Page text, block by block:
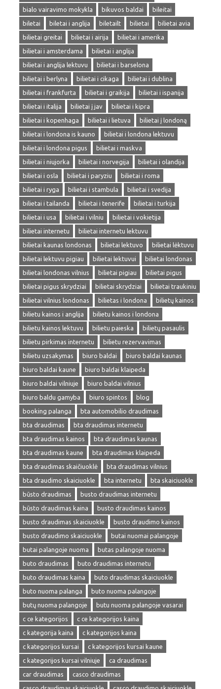
bialo vairavimo mokykla
bikuvos baldai
bileitai
biletai
biletai i anglija biletailt bilietai
bilietai avia
bilietai greitai
bilietai i airija
bilietai i amerika
bilietai i amsterdama
bilietai i anglija
bilietai i anglija lektuvu
bilietai i barselona
bilietai i berlyna
bilietai i cikaga
bilietai i dublina
bilietai i frankfurta
bilietai i graikija
bilietai i ispanija
bilietai i italija
bilietai į jav
bilietai i kipra
bilietai i kopenhaga
bilietai i lietuva
bilietai į londoną
bilietai i londona is kauno
bilietai i londona lektuvu
bilietai i londona pigus
bilietai i maskva
bilietai i niujorka
bilietai i norvegija
bilietai i olandija
bilietai i osla
bilietai i paryziu
bilietai i roma
bilietai i ryga
bilietai i stambula
bilietai i svedija
bilietai i tailanda
bilietai i tenerife
bilietai i turkija
bilietai i usa
bilietai i vilniu
bilietai i vokietija
bilietai internetu
bilietai internetu lektuvu
bilietai kaunas londonas
bilietai lektuvo
bilietai lėktuvu
bilietai lektuvu pigiau
bilietai lektuvui
bilietai londonas
bilietai londonas vilnius
bilietai pigiau
bilietai pigus
bilietai pigus skrydziai
bilietai skrydziai
bilietai traukiniu
bilietai vilnius londonas
bilietas i londona
bilietų kainos
bilietu kainos i anglija
bilietu kainos i londona
bilietu kainos lektuvu
bilietu paieska
bilietų pasaulis
bilietu pirkimas internetu
bilietu rezervavimas
bilietu uzsakymas
biuro baldai
biuro baldai kaunas
biuro baldai kaune
biuro baldai klaipeda
biuro baldai vilniuje
biuro baldai vilnius
biuro baldu gamyba
biuro spintos
blog
booking palanga
bta automobilio draudimas
bta draudimas
bta draudimas internetu
bta draudimas kainos
bta draudimas kaunas
bta draudimas kaune
bta draudimas klaipeda
bta draudimas skaičiuoklė
bta draudimas vilnius
bta draudimo skaiciuokle
bta internetu
bta skaiciuokle
būsto draudimas
busto draudimas internetu
būsto draudimas kaina
busto draudimas kainos
busto draudimas skaiciuokle
busto draudimo kainos
busto draudimo skaiciuokle
butai nuomai palangoje
butai palangoje nuoma
butas palangoje nuoma
buto draudimas
buto draudimas internetu
buto draudimas kaina
buto draudimas skaiciuokle
buto nuoma palanga
buto nuoma palangoje
butų nuoma palangoje
butu nuoma palangoje vasarai
c ce kategorijos
c ce kategorijos kaina
c kategorija kaina
c kategorijos kaina
c kategorijos kursai
c kategorijos kursai kaune
c kategorijos kursai vilniuje
ca draudimas
car draudimas
casco draudimas